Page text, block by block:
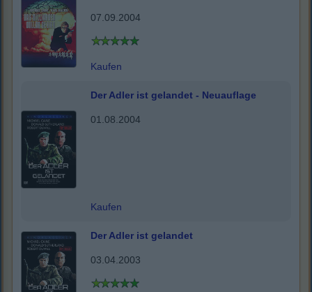
07.09.2004
Kaufen
Der Adler ist gelandet - Neuauflage
01.08.2004
Kaufen
Der Adler ist gelandet
03.04.2003